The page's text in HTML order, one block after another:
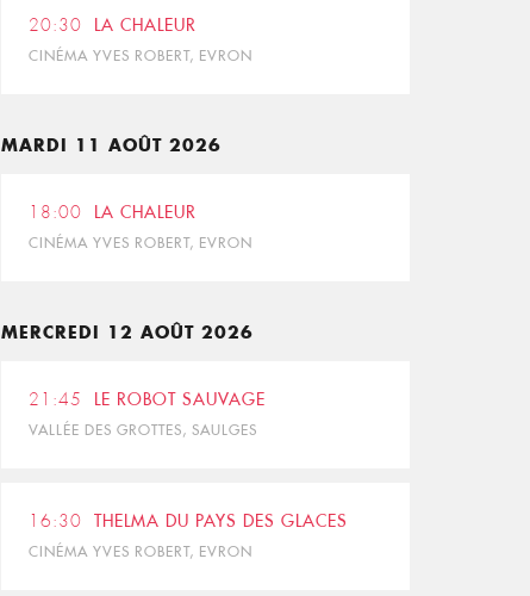
20:30 LA CHALEUR
CINÉMA YVES ROBERT, EVRON
MARDI 11 AOÛT 2026
18:00 LA CHALEUR
CINÉMA YVES ROBERT, EVRON
MERCREDI 12 AOÛT 2026
21:45 LE ROBOT SAUVAGE
VALLÉE DES GROTTES, SAULGES
16:30 THELMA DU PAYS DES GLACES
CINÉMA YVES ROBERT, EVRON